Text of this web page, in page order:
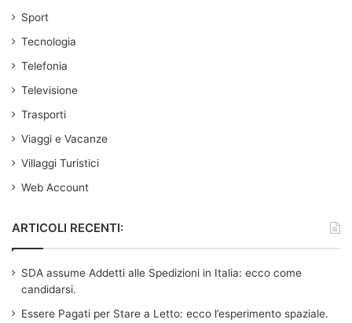
Sport
Tecnologia
Telefonia
Televisione
Trasporti
Viaggi e Vacanze
Villaggi Turistici
Web Account
ARTICOLI RECENTI:
SDA assume Addetti alle Spedizioni in Italia: ecco come
candidarsi.
Essere Pagati per Stare a Letto: ecco l’esperimento spaziale.